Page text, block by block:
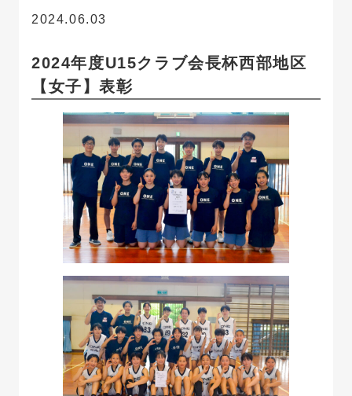
2024.06.03
2024年度U15クラブ会長杯西部地区
【女子】表彰